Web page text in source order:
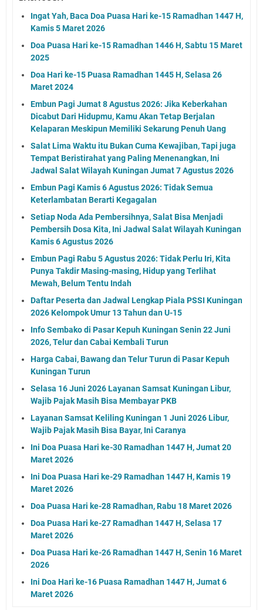
Ingat Yah, Baca Doa Puasa Hari ke-15 Ramadhan 1447 H,
Kamis 5 Maret 2026
Doa Puasa Hari ke-15 Ramadhan 1446 H, Sabtu 15 Maret
2025
Doa Hari ke-15 Puasa Ramadhan 1445 H, Selasa 26
Maret 2024
Embun Pagi Jumat 8 Agustus 2026: Jika Keberkahan
Dicabut Dari Hidupmu, Kamu Akan Tetap Berjalan
Kelaparan Meskipun Memiliki Sekarung Penuh Uang
Salat Lima Waktu itu Bukan Cuma Kewajiban, Tapi juga
Tempat Beristirahat yang Paling Menenangkan, Ini
Jadwal Salat Wilayah Kuningan Jumat 7 Agustus 2026
Embun Pagi Kamis 6 Agustus 2026: Tidak Semua
Keterlambatan Berarti Kegagalan
Setiap Noda Ada Pembersihnya, Salat Bisa Menjadi
Pembersih Dosa Kita, Ini Jadwal Salat Wilayah Kuningan
Kamis 6 Agustus 2026
Embun Pagi Rabu 5 Agustus 2026: Tidak Perlu Iri, Kita
Punya Takdir Masing-masing, Hidup yang Terlihat
Mewah, Belum Tentu Indah
Daftar Peserta dan Jadwal Lengkap Piala PSSI Kuningan
2026 Kelompok Umur 13 Tahun dan U-15
Info Sembako di Pasar Kepuh Kuningan Senin 22 Juni
2026, Telur dan Cabai Kembali Turun
Harga Cabai, Bawang dan Telur Turun di Pasar Kepuh
Kuningan Turun
Selasa 16 Juni 2026 Layanan Samsat Kuningan Libur,
Wajib Pajak Masih Bisa Membayar PKB
Layanan Samsat Keliling Kuningan 1 Juni 2026 Libur,
Wajib Pajak Masih Bisa Bayar, Ini Caranya
Ini Doa Puasa Hari ke-30 Ramadhan 1447 H, Jumat 20
Maret 2026
Ini Doa Puasa Hari ke-29 Ramadhan 1447 H, Kamis 19
Maret 2026
Doa Puasa Hari ke-28 Ramadhan, Rabu 18 Maret 2026
Doa Puasa Hari ke-27 Ramadhan 1447 H, Selasa 17
Maret 2026
Doa Puasa Hari ke-26 Ramadhan 1447 H, Senin 16 Maret
2026
Ini Doa Hari ke-16 Puasa Ramadhan 1447 H, Jumat 6
Maret 2026